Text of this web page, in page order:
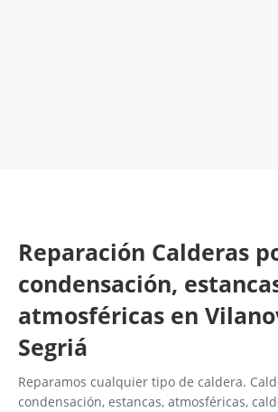
Reparación Calderas
condensación,
atmosféricas en
Segriá
Reparamos cualquier tipo de caldera.
condensación, estancas, atmosféricas,